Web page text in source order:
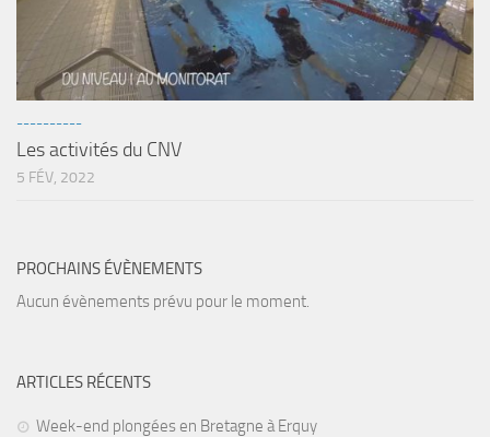
NAP / NEV
Les Palmes du Lac
Résultats Compétitions
Section Matériel
Occasions
----------
Les activités du CNV
5 FÉV, 2022
PROCHAINS ÉVÈNEMENTS
Aucun évènements prévu pour le moment.
ARTICLES RÉCENTS
Week-end plongées en Bretagne à Erquy